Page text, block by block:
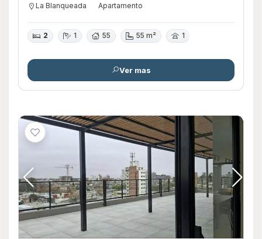
La Blanqueada Apartamento
2 1 55 55 m² 1
Ver mas